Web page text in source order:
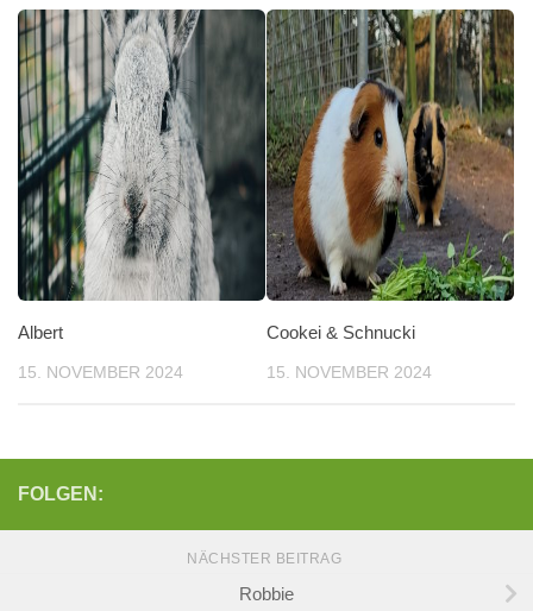
Albert
15. NOVEMBER 2024
Cookei & Schnucki
15. NOVEMBER 2024
FOLGEN:
NÄCHSTER BEITRAG
Robbie